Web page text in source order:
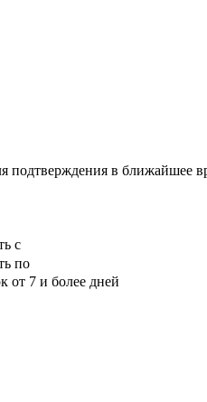
подтверждения в ближайшее
с
по
от 7 и более дней